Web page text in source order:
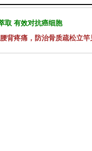
取 有效对抗癌细胞
背疼痛，防治骨质疏松立竿